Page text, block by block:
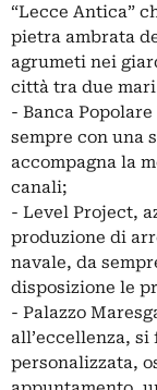
“Lecce Antica”
pietra ambrata
agrumeti nei
città tra due
- Banca
sempre con una
accompagna la
canali;
- Level Project,
produzione di
navale, da
disposizione le
- Palazzo
all’eccellenza,
personalizzata,